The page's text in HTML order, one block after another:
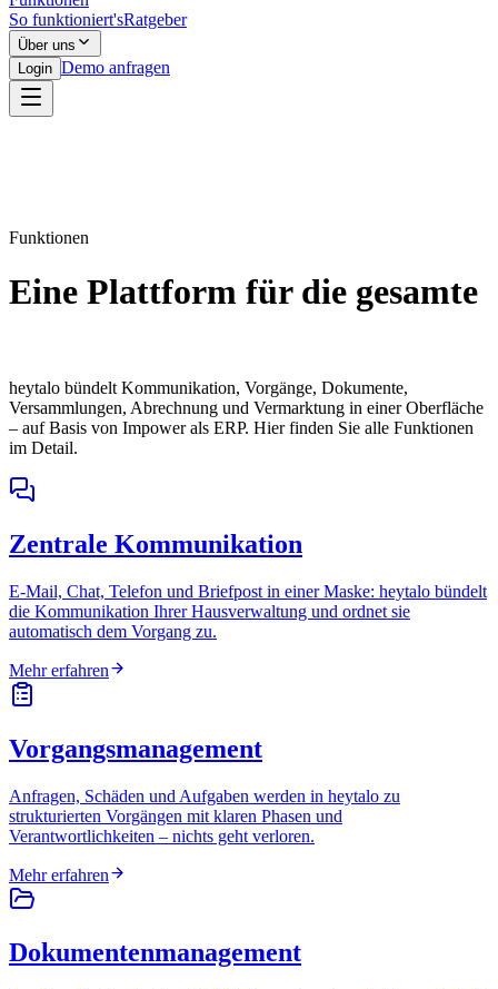
So funktioniert'sRatgeber
Über uns
Login Demo anfragen
Funktionen
Eine Plattform für die gesamte
heytalo bündelt Kommunikation, Vorgänge, Dokumente,
Versammlungen, Abrechnung und Vermarktung in einer Oberfläche
– auf Basis von Impower als ERP. Hier finden Sie alle Funktionen
im Detail.
Zentrale Kommunikation
E-Mail, Chat, Telefon und Briefpost in einer Maske: heytalo bündelt
die Kommunikation Ihrer Hausverwaltung und ordnet sie
automatisch dem Vorgang zu.
Mehr erfahren
Vorgangsmanagement
Anfragen, Schäden und Aufgaben werden in heytalo zu
strukturierten Vorgängen mit klaren Phasen und
Verantwortlichkeiten – nichts geht verloren.
Mehr erfahren
Dokumentenmanagement